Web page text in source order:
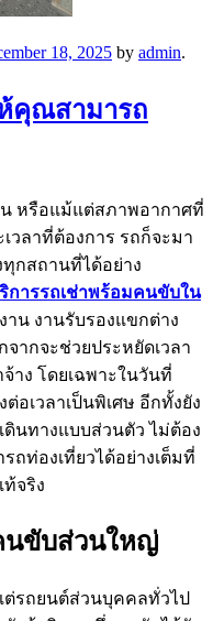
18, 2025 by admin.
คุณสามารถ
น หรือแม้แต่สภาพอากาศที่
วลาที่ต้องการ รถก็จะมา
กสถานที่ได้อย่าง
การรถเช่าพร้อมคนขับใน
าน งานรับรองแขกต่าง
ากจะช่วยประหยัดเวลา
าง โดยเฉพาะในวันที่
อเวลาเป็นพิเศษ อีกทั้งยัง
ดินทางแบบส่วนตัว ไม่ต้อง
ถท่องเที่ยวได้อย่างเต็มที่
จริง
นขับส่วนใหญ่
ต่รถยนต์ส่วนบุคคลทั่วไป